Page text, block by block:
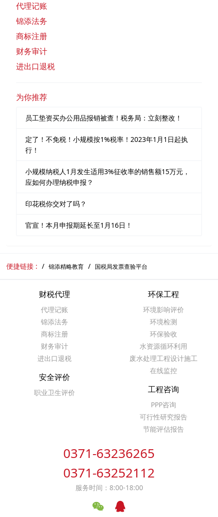
代理记账
锦添法务
商标注册
财务审计
进出口退税
为你推荐
员工垫资买办公用品报销被查！税务局：立刻整改！
定了！不免税！小规模按1%税率！2023年1月1日起执
行！
小规模纳税人1月发生适用3%征收率的销售额15万元，
应如何办理纳税申报？
印花税你交对了吗？
官宣！本月申报期延长至1月16日！
便捷链接 : 锦添精略教育 国税局发票查验平台
财税代理
代理记账
锦添法务
商标注册
财务审计
进出口退税
环保工程
环境影响评价
环境检测
环保验收
水资源循环利用
废水处理工程设计施工
在线监控
安全评价
职业卫生评价 工程咨询
PPP咨询
可行性研究报告
节能评估报告
0371-63236265
0371-63252112
服务时间：8:00-18:00